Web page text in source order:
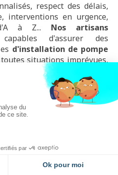
respect des délais,
interventions en urgence,
à Z... Nos artisans
d'assurer des
d'installation de pompe
situations imprévues,
assurances :
garantie décennale,
mais aussi
et garantie de parfait
pour une prestation
chaleur
répondrons dans les plus